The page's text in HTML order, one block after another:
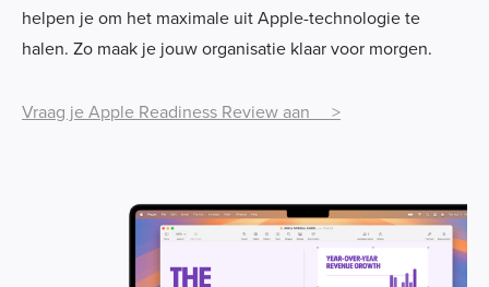
helpen je om het maximale uit Apple-technologie te
halen. Zo maak je jouw organisatie klaar voor morgen.
Vraag je Apple Readiness Review aan >